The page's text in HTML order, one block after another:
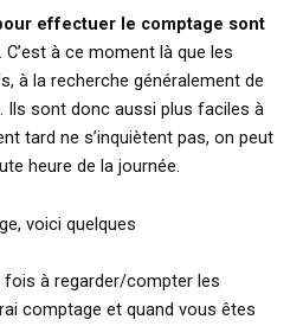
effectuer le comptage sont
. C’est à ce moment là que les
à la recherche généralement de
Ils sont donc aussi plus faciles à
tard ne s’inquiètent pas, on peut
heure de la journée.
voici quelques
à regarder/compter les
comptage et quand vous êtes